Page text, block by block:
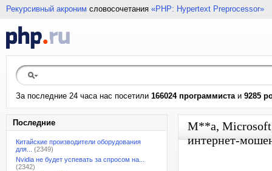
Рекурсивный акроним словосочетания «PHP: Hypertext Preprocessor»
За последние 24 часа нас посетили 166024 программистаи 9285
Последние
Китайские производители оборудования
для...
(2349)
Nvidia не будет успевать за спросом на...
(2342)
M**a,
интернет-